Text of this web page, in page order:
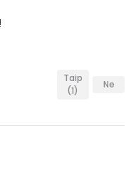
Taip
(1)
Ne